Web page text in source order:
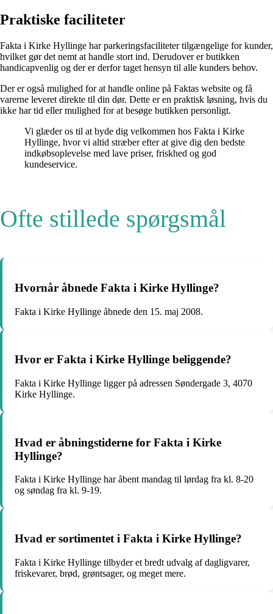
Praktiske faciliteter
Fakta i Kirke Hyllinge har parkeringsfaciliteter tilgængelige for kunder,
hvilket gør det nemt at handle stort ind. Derudover er butikken
handicapvenlig og der er derfor taget hensyn til alle kunders behov.
Der er også mulighed for at handle online på Faktas website og få
varerne leveret direkte til din dør. Dette er en praktisk løsning, hvis du
ikke har tid eller mulighed for at besøge butikken personligt.
Vi glæder os til at byde dig velkommen hos Fakta i Kirke
Hyllinge, hvor vi altid stræber efter at give dig den bedste
indkøbsoplevelse med lave priser, friskhed og god
kundeservice.
Ofte stillede spørgsmål
Hvornår åbnede Fakta i Kirke Hyllinge?
Fakta i Kirke Hyllinge åbnede den 15. maj 2008.
Hvor er Fakta i Kirke Hyllinge beliggende?
Fakta i Kirke Hyllinge ligger på adressen Søndergade 3, 4070
Kirke Hyllinge.
Hvad er åbningstiderne for Fakta i Kirke
Hyllinge?
Fakta i Kirke Hyllinge har åbent mandag til lørdag fra kl. 8-20
og søndag fra kl. 9-19.
Hvad er sortimentet i Fakta i Kirke Hyllinge?
Fakta i Kirke Hyllinge tilbyder et bredt udvalg af dagligvarer,
friskevarer, brød, grøntsager, og meget mere.